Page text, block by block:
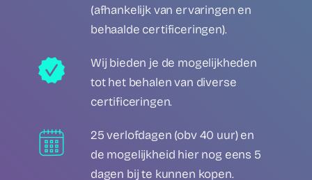
(afhankelijk van ervaringen en
behaalde certificeringen).
Wij bieden je de mogelijkheden
tot het behalen van diverse
certificeringen.
25 verlofdagen (obv 40 uur) en
de mogelijkheid hier nog eens 5
dagen bij te kunnen kopen.